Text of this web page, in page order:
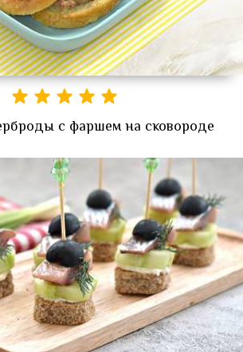
с фаршем на сковороде